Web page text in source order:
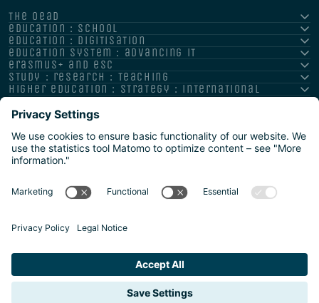
the oead
education : school
education : digitisation
education system : advancing it
erasmus+ and esc
study : research : teaching
higher education : strategy : international
Datenschutz
Sitemap